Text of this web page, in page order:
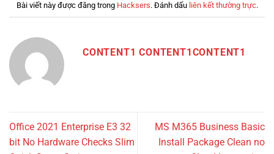
Bài viết này được đăng trong Hacksers. Đánh dấu liên kết thường trực.
CONTENT1 CONTENT1CONTENT1
Office 2021 Enterprise E3 32
bit No Hardware Checks Slim
MS M365 Business Basic
Install Package Clean no